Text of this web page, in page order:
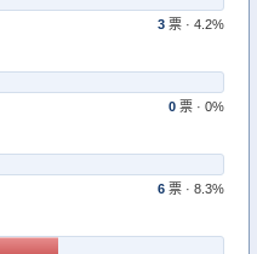
3 票 · 4.2%
0 票 · 0%
6 票 · 8.3%